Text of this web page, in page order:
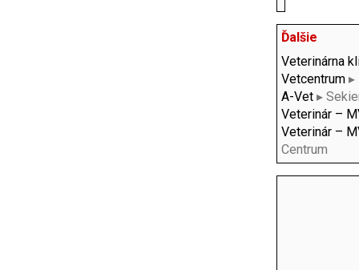
Ďalšie
Veterinárna
Vetcentrum▸
A-Vet▸
Veterinár –
Veterinár –
Centrum